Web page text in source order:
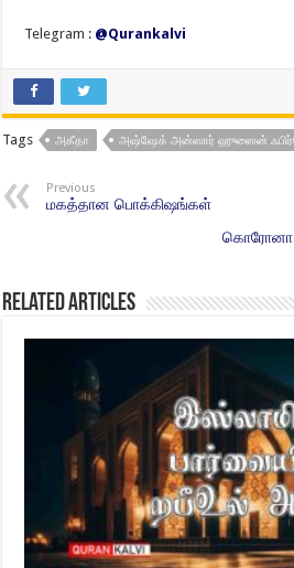
Telegram : @Qurankalvi
Tags அகீதா அஷ்ஷேக் அன்ஸார் ஹுஸைன்
Previous
மகத்தான பொக்கிஷங்கள்
கொரோனா
Related Articles